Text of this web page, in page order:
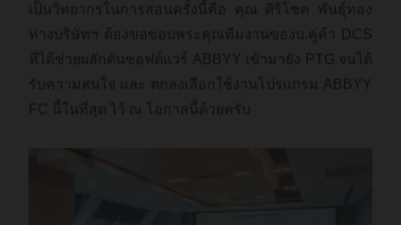
เป็นวิทยากรในการสอนครั้งนี้คือ คุณ ศิริโชค พันธุ์ทอง
ทางบริษัทฯ ต้องขอขอบพระคุณทีมงานของบ.คู่ค้า DCS
ที่ได้ช่วยผลักดันซอฟต์แวร์ ABBYY เข้ามายัง PTG จนได้
รับความสนใจ และ ตกลงเลือกใช้งานโปรแกรม ABBYY
FC นี้ในที่สุด ไว้ ณ โอกาสนี้ด้วยครับ